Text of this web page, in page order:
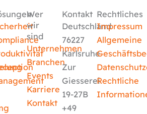
Wer
wir
sind
Unternehmen
Branchen
Events
Karriere
Kontakt
Kontakt
Deutschland
76227
Karlsruhe
Zur
Giesserei
19-27B
+49
Rechtliches
Impressum
Allgemeine
Rechtliche